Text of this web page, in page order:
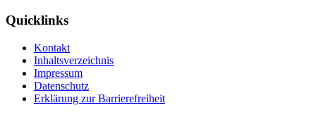
Quicklinks
Kontakt
Inhaltsverzeichnis
Impressum
Datenschutz
Erklärung zur Barrierefreiheit